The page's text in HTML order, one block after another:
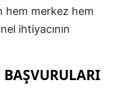
hem merkez hem
ihtiyacının